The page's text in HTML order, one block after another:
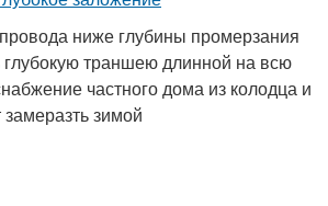
ниже глубины промерзания
глубокую траншею длинной на всю
частного дома из колодца и
зимой